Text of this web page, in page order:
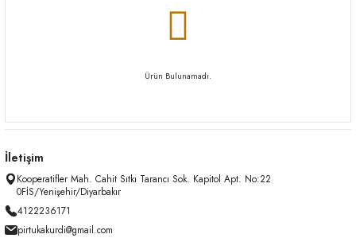
Ürün Bulunamadı.
İletişim
Kooperatifler Mah. Cahit Sıtkı Tarancı Sok. Kapitol Apt. No:22
0FİS/Yenişehir/Diyarbakır
4122236171
pirtukakurdi@gmail.com